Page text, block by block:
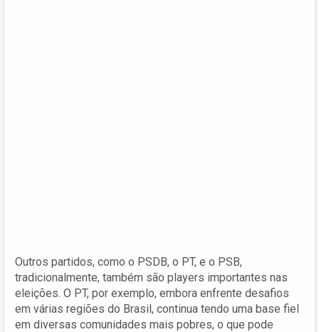
Outros partidos, como o PSDB, o PT, e o PSB,
tradicionalmente, também são players importantes nas
eleições. O PT, por exemplo, embora enfrente desafios
em várias regiões do Brasil, continua tendo uma base fiel
em diversas comunidades mais pobres, o que pode